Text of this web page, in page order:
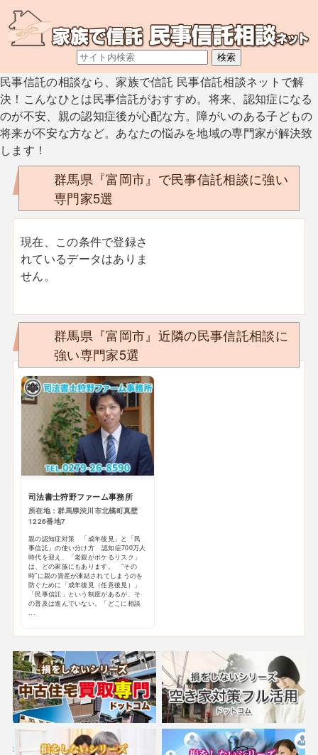
民事信託の相談なら、家族で信託 民事信託相談ネットで解
決！こんなひとは民事信託がおすすめ。将来、認知症になる
のが不安、親の認知症後が心配な方。障がいのある子どもの
将来が不安な方など。あなたの悩みを地域の専門家が解決致
します！
群馬県『富岡市』で民事信託相談に強い
専門家5選
現在、この条件で登録さ
れているデータはありま
せん。
群馬県『富岡市』近隣の民事信託相談に
強い専門家5選
司法書士狩野ファーム事務所
所在地：群馬県渋川市北橘町真壁
1226番地7
親の認知症対策 「成年後見」と「民
事信託」の使い分け方 認知症700万人
時代を迎え、「老親がボケるリスク」
は、どの家族にもあります。 “その
時”に親の資産が凍結されてしまうのを
防ぐために「成年後見（任意後見）」
「民事信託」という制度があるが、そ
の普及は進んでいない。「どこに相談